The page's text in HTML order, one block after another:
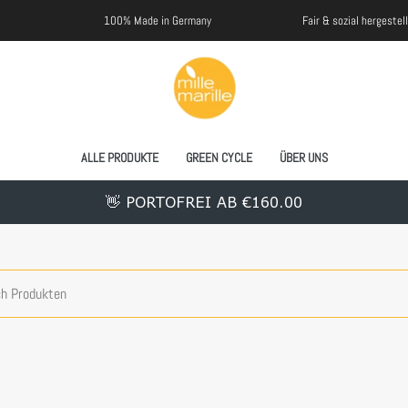
100% Made in Germany Fair & sozial hergestellt
ALLE PRODUKTE GREEN CYCLE ÜBER UNS
👋 PORTOFREI AB €160.00